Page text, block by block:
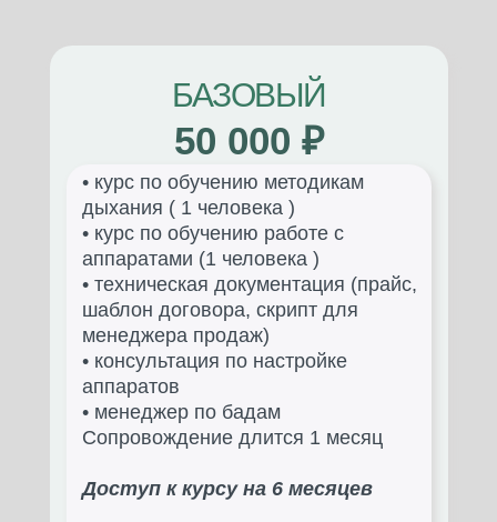
БАЗОВЫЙ
50 000 ₽
• курс по обучению методикам
дыхания ( 1 человека )
• курс по обучению работе с
аппаратами (1 человека )
• техническая документация (прайс,
шаблон договора, скрипт для
менеджера продаж)
• консультация по настройке
аппаратов
• менеджер по бадам
Сопровождение длится 1 месяц
Доступ к курсу на 6 месяцев